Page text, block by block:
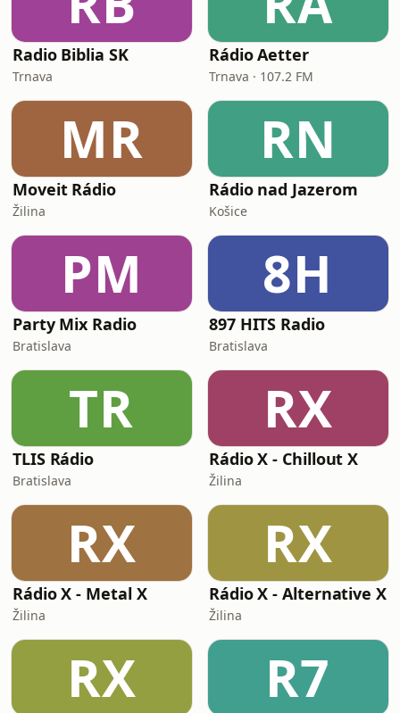
Radio Biblia SK
Trnava
Rádio Aetter
Trnava · 107.2 FM
MR
Moveit Rádio
Žilina
RN
Rádio nad Jazerom
Košice
PM
Party Mix Radio
Bratislava
8H
897 HITS Radio
Bratislava
TR
TLIS Rádio
Bratislava
RX
Rádio X - Chillout X
Žilina
RX
Rádio X - Metal X
Žilina
RX
Rádio X - Alternative X
Žilina
RX R7